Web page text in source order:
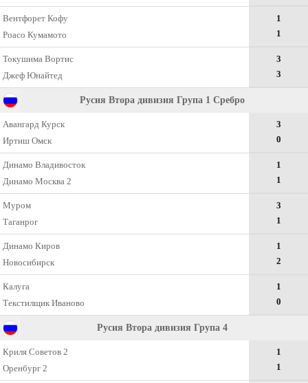
Вентфорет Кофу
Роасо Кумамото
1
1
Токушима Вортис
Джеф Юнайтед
3
3
Русия Втора дивизия Група 1 Сребро
Авангард Курск
Иртиш Омск
3
0
Динамо Владивосток
Динамо Москва 2
1
1
Муром
Таганрог
3
1
Динамо Киров
Новосибирск
1
2
Калуга
Текстилщик Иваново
1
0
Русия Втора дивизия Група 4
Криля Советов 2
Оренбург 2
1
1